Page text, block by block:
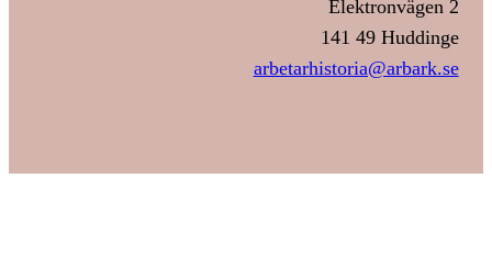
Elektronvägen 2
141 49 Huddinge
arbetarhistoria@arbark.se